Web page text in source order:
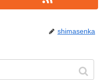
shimasenka